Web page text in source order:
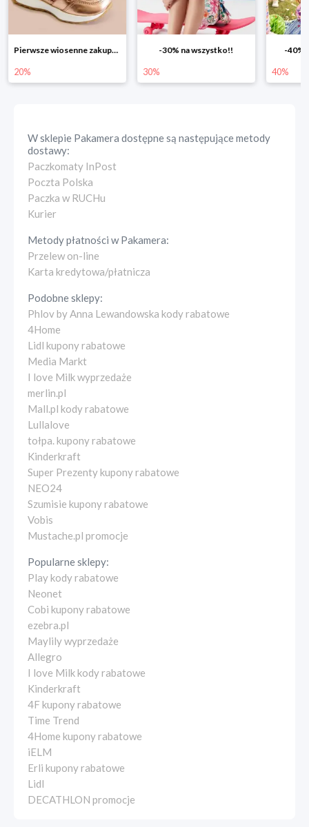
Pierwsze wiosenne zakupy -20%
20%
-30% na wszystko!!
30%
-40%
40%
W sklepie Pakamera dostępne są następujące metody
dostawy:
Paczkomaty InPost
Poczta Polska
Paczka w RUCHu
Kurier
Metody płatności wPakamera:
Przelew on-line
Karta kredytowa/płatnicza
Podobne sklepy:
Phlov by Anna Lewandowska kody rabatowe
4Home
Lidl kupony rabatowe
Media Markt
I love Milk wyprzedaże
merlin.pl
Mall.pl kody rabatowe
Lullalove
tołpa. kupony rabatowe
Kinderkraft
Super Prezenty kupony rabatowe
NEO24
Szumisie kupony rabatowe
Vobis
Mustache.pl promocje
Popularne sklepy:
Play kody rabatowe
Neonet
Cobi kupony rabatowe
ezebra.pl
Maylily wyprzedaże
Allegro
I love Milk kody rabatowe
Kinderkraft
4F kupony rabatowe
Time Trend
4Home kupony rabatowe
iELM
Erli kupony rabatowe
Lidl
DECATHLON promocje